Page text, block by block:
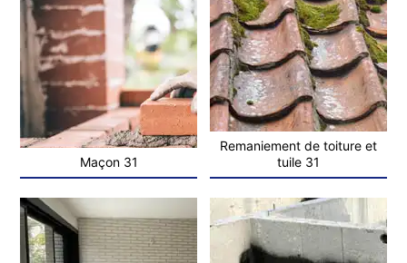
Maçon 31
Remaniement de toiture et
tuile 31